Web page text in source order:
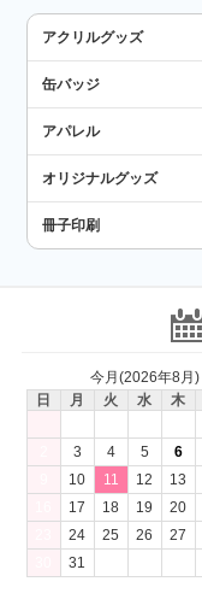
アクリルグッズ
缶バッジ
アパレル
オリジナルグッズ
冊子印刷
今月(2026年8月)
日
月 火 水 木
3 4 5 6
10 11 12 13
17 18 19 20
24 25 26 27
31